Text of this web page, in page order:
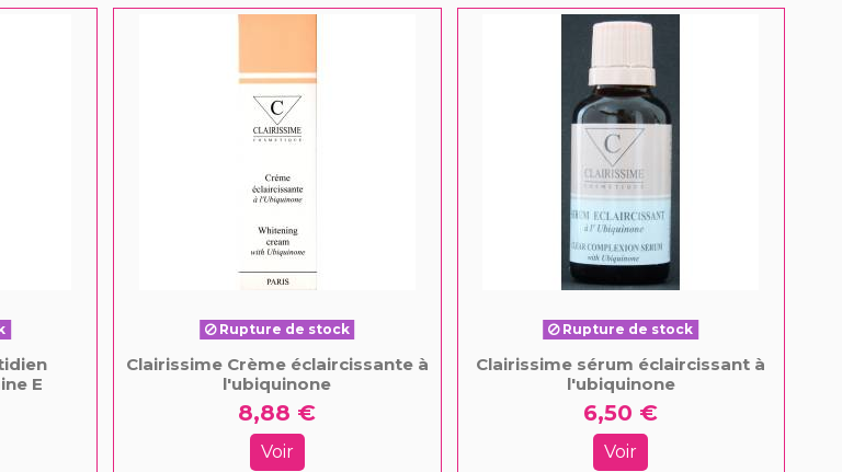
E
Rupture de stock
Clairissime Crème éclaircissante à
l'ubiquinone
8,88 €
Voir
Rupture de stock
Clairissime sérum éclaircissant à
l'ubiquinone
6,50 €
Voir